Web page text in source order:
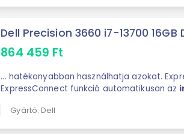
Dell Precision 3660 i7-13700 16GB
864 459 Ft
... hatékonyabban használhatja azokat.
ExpressConnect funkció automatikusan az
sávszélességet a ...
Gyártó: Dell